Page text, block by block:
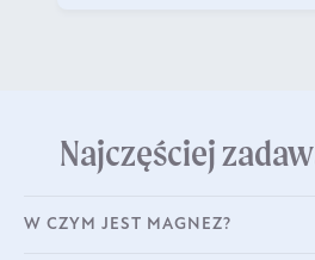
Najczęściej
W CZYM JEST MAGNEZ?